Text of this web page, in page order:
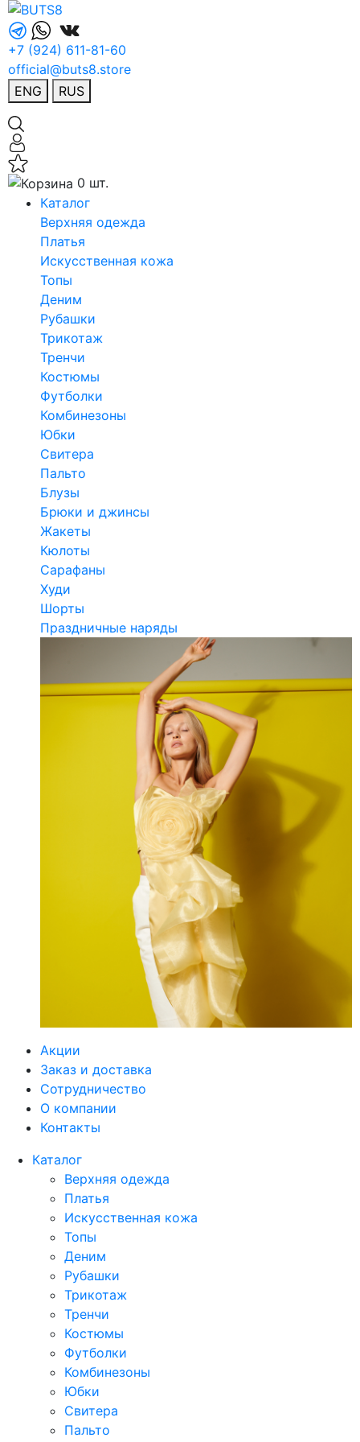
+7 (924) 611-81-60
official@buts8.store
ENG
RUS
0 шт.
Каталог
Верхняя одежда
Платья
Искусственная кожа
Топы
Деним
Рубашки
Трикотаж
Тренчи
Костюмы
Футболки
Комбинезоны
Юбки
Свитера
Пальто
Блузы
Брюки и джинсы
Жакеты
Кюлоты
Сарафаны
Худи
Шорты
Праздничные наряды
Акции
Заказ и доставка
Сотрудничество
О компании
Контакты
Каталог
Верхняя одежда
Платья
Искусственная кожа
Топы
Деним
Рубашки
Трикотаж
Тренчи
Костюмы
Футболки
Комбинезоны
Юбки
Свитера
Пальто